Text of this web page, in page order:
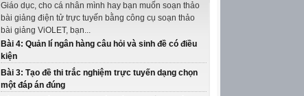
Giáo dục, cho cá nhân mình hay bạn muốn soạn thảo
bài giảng điện tử trực tuyến bằng công cụ soạn thảo
bài giảng ViOLET, bạn...
Bài 4: Quản lí ngân hàng câu hỏi và sinh đề có điều
kiện
Bài 3: Tạo đề thi trắc nghiệm trực tuyến dạng chọn
một đáp án đúng